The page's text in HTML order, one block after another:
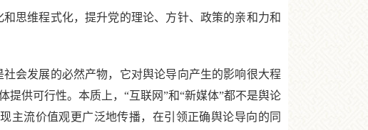
思维程式化，提升党的理论、方针、政策的亲和力和
会发展的必然产物，它对舆论导向产生的影响很大程
供可行性。本质上，“互联网”和“新媒体”都不是舆论
主流价值观更广泛地传播，在引领正确舆论导向的同